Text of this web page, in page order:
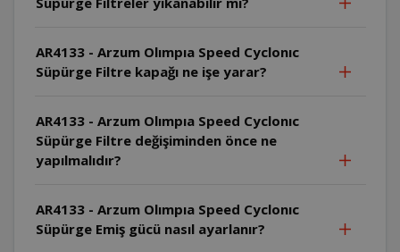
AR4133 - Arzum Olımpıa Speed Cyclonıc
Süpürge Filtre kapağı ne işe yarar?
AR4133 - Arzum Olımpıa Speed Cyclonıc
Süpürge Filtre değişiminden önce ne
yapılmalıdır?
AR4133 - Arzum Olımpıa Speed Cyclonıc
Süpürge Emiş gücü nasıl ayarlanır?